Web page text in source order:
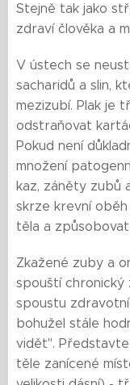
Stejně tak jako
zdraví člověka a
V ústech se
sacharidů a slin,
mezizubí. Plak je
odstraňovat
Pokud není
množení
kaz, záněty zubů
skrze krevní
těla a
Zkažené zuby a
spouští chronický
spoustu
bohužel stále
vidět".
těle zanícené